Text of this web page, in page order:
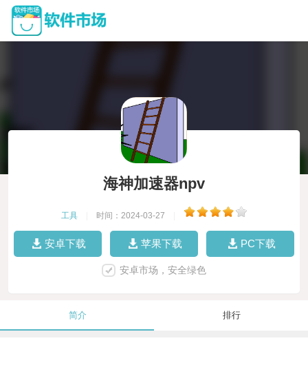
海神加速器npv
工具 时间：2024-03-27
安卓下载 苹果下载 PC下载
安卓市场，安全绿色
简介 排行